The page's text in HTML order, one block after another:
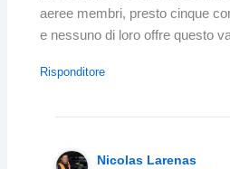
aeree membri, presto cinque
e nessuno di loro offre questo
Risponditore
Nicolas Larenas